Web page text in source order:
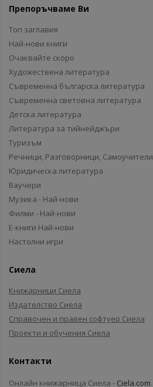
Препоръчваме Ви
Топ заглавия
Най-нови книги
Очаквайте скоро
Художествена литература
Съвременна българска литература
Съвременна световна литература
Детска литература
Литература за тийнейджъри
Туризъм
Речници, Разговорници, Самоучители
Юридическа литература
Ваучери
Музика - Най-нови
Филми - Най-нови
Е-книги Най-нови
Настолни игри
Сиела
Книжарници Сиела
Издателство Сиела
Справочен и правен софтуер Сиела
Проекти и обучения Сиела
Контакти
Онлайн книжарница Сиела - Ciela.com